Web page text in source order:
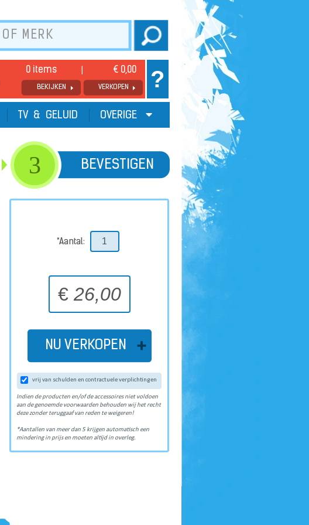
0 items € 0,00
BEKIJKEN VERKOPEN ?
TV & GELUID OVERIGE
3 BEVESTIGEN
*Aantal:
€ 26,00
NU VERKOPEN
vrij van schulden en contractuele verplichtingen
Indien de producten en/of de accessoires niet voldoen
aan de genoemde voorwaarden behouden wij het recht
deze zonder teruggaaf van reden te weigeren!
*Aantallen van meer dan 5 krijgen automatisch een
mindering in prijs en moeten altijd in overleg.